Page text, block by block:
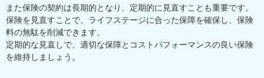
また保険の契約は長期的となり、定期的に見直すことも重要です。
保険を見直すことで、ライフステージに合った保障を確保し、保険
料の無駄を削減できます。
定期的な見直しで、適切な保障とコストパフォーマンスの良い保険
を維持しましょう。